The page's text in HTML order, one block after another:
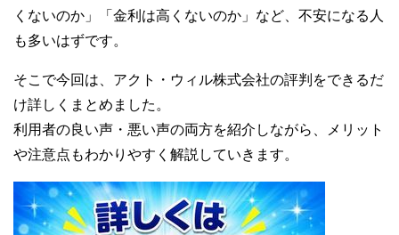
くないのか」「金利は高くないのか」など、不安になる人
も多いはずです。
そこで今回は、アクト・ウィル株式会社の評判をできるだ
け詳しくまとめました。
利用者の良い声・悪い声の両方を紹介しながら、メリット
や注意点もわかりやすく解説していきます。